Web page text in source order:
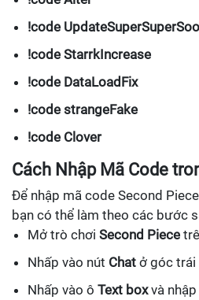
!code
!code StarrkIncrease
!code DataLoadFix
!code strangeFake
!code Clover
Cách Nhập Mã Code
Để nhập mã code Second
bạn có thể làm theo các bước
Mở trò chơi Second Piece
Nhấp vào nút Chat ở góc trái
Nhấp vào ô Text boxvà nhập